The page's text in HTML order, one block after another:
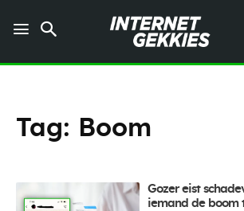
Tag: Boom
Gozer eist
iemand de boom